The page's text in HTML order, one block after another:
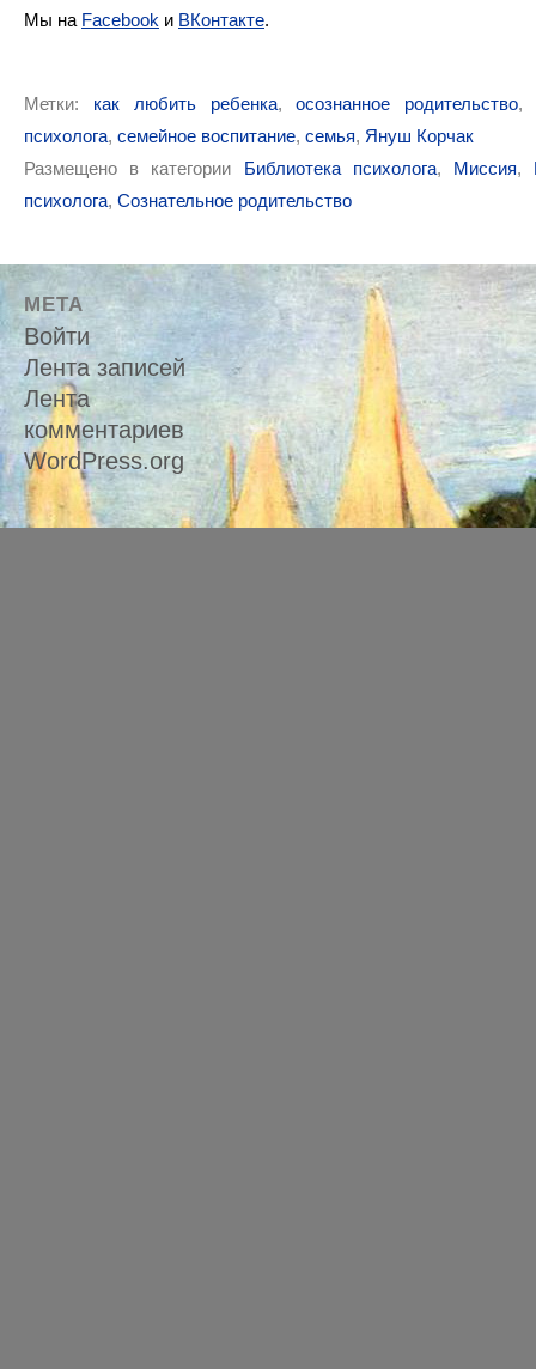
Мы на Facebook и ВКонтакте.
Метки: как любить ребенка,осознанное родительство
психолога, семейное воспитание, семья, Януш Корчак
Размещено в категории Библиотека психолога, Миссия,
психолога, Сознательное родительство
МЕТА
Войти
Лента записей
Лента
комментариев
WordPress.org